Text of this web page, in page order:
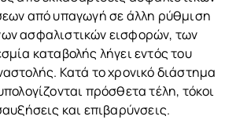
από υπαγωγή σε άλλη ρύθμιση
ασφαλιστικών εισφορών, των
καταβολής λήγει εντός του
Κατά το χρονικό διάστημα
πρόσθετα τέλη, τόκοι
και επιβαρύνσεις.